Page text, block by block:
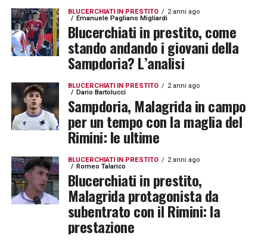
BLUCERCHIATI IN PRESTITO
2 anni ago
Emanuele Pagliano Migliardi
Blucerchiati in prestito, come
stando andando i giovani della
Sampdoria? L’analisi
BLUCERCHIATI IN PRESTITO
2 anni ago
Dario Bartolucci
Sampdoria, Malagrida in campo
per un tempo con la maglia del
Rimini: le ultime
BLUCERCHIATI IN PRESTITO
2 anni ago
Romeo Talarico
Blucerchiati in prestito,
Malagrida protagonista da
subentrato con il Rimini: la
prestazione